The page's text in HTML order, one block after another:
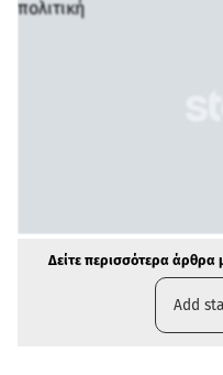
Δείτε περισσότερα άρθρα
Add